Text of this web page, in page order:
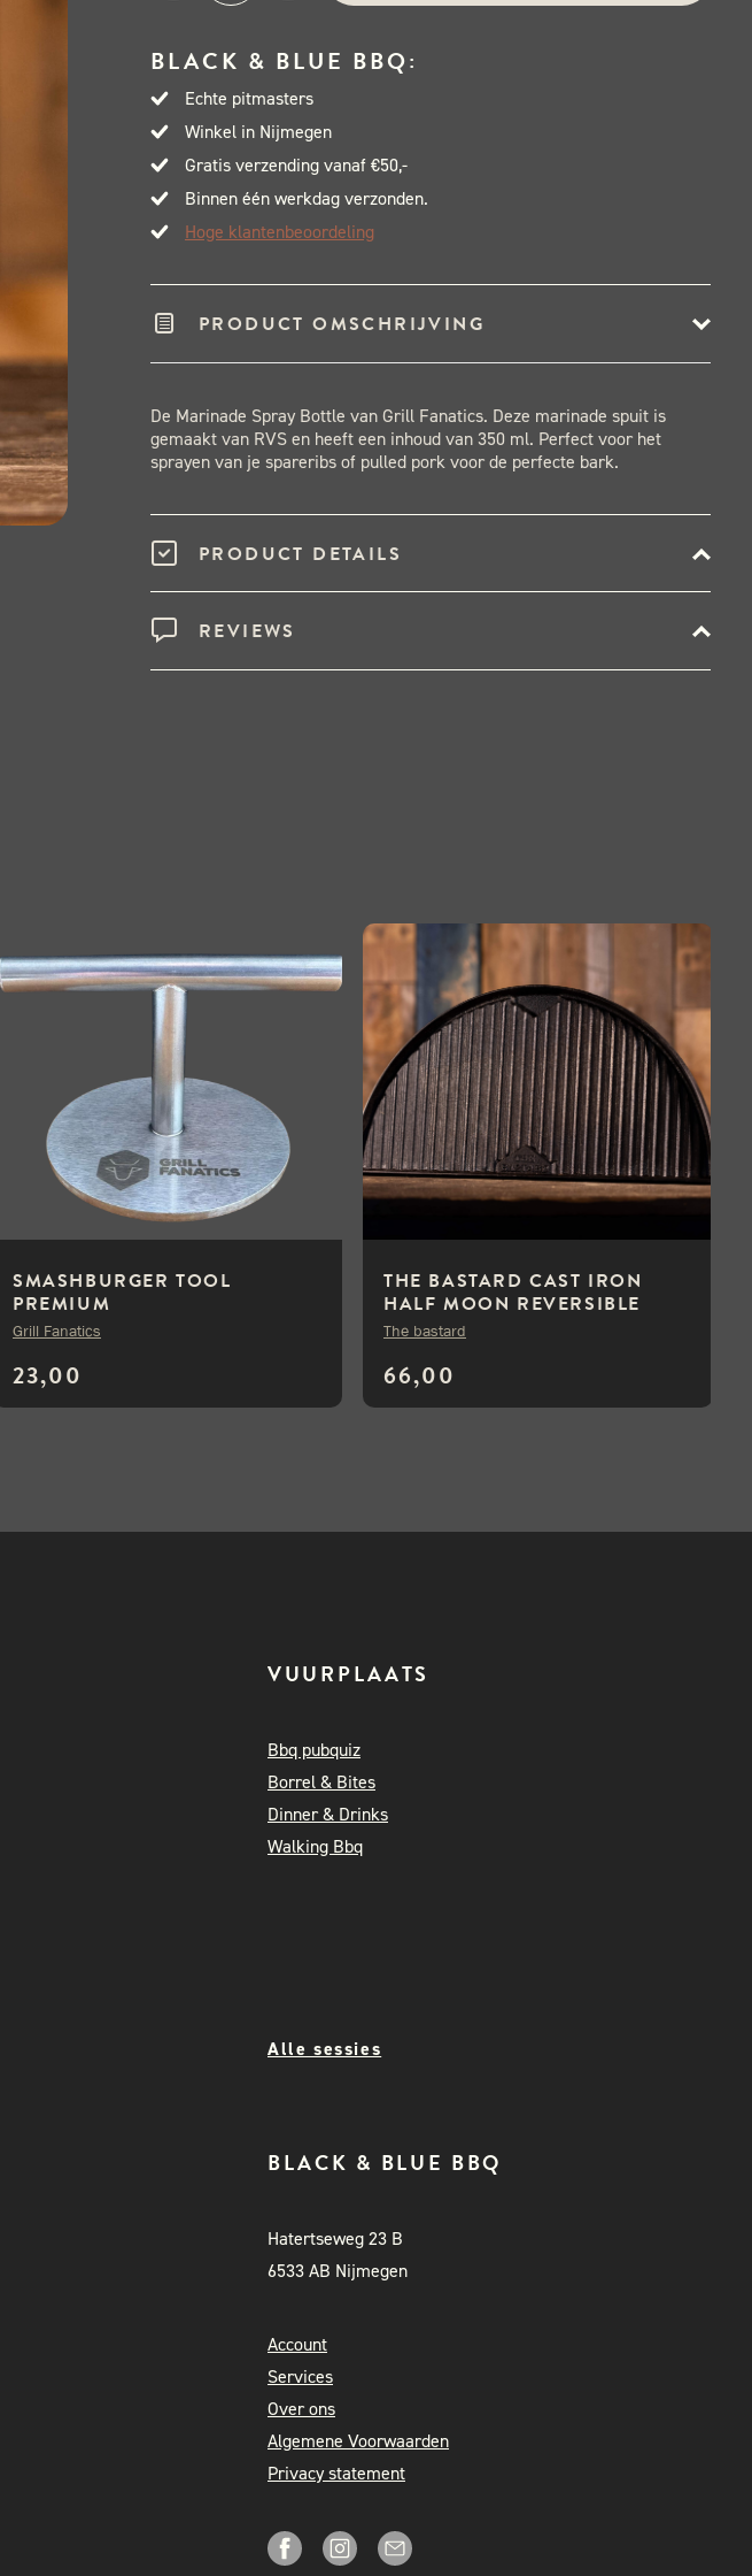
Spray
Bottle
aantal
BLACK & BLUE BBQ:
Echte pitmasters
Winkel in Nijmegen
Gratis verzending vanaf €50,-
Binnen één werkdag verzonden.
Hoge klantenbeoordeling
PRODUCT OMSCHRIJVING
De Marinade Spray Bottle van Grill Fanatics. Deze marinade spuit is
gemaakt van RVS en heeft een inhoud van 350 ml. Perfect voor het
sprayen van je spareribs of pulled pork voor de perfecte bark.
PRODUCT DETAILS
REVIEWS
SMASHBURGER TOOL
PREMIUM
23,00
Grill Fanatics
THE BASTARD CAST IRON
HALF MOON REVERSIBLE
GRIDDLE LARGE
66,00
The bastard
VUURPLAATS
Bbq pubquiz
Borrel & Bites
Dinner & Drinks
Walking Bbq
Alle sessies
BLACK & BLUE BBQ
Hatertseweg 23 B
6533 AB Nijmegen
Account
Services
Over ons
Algemene Voorwaarden
Privacy statement